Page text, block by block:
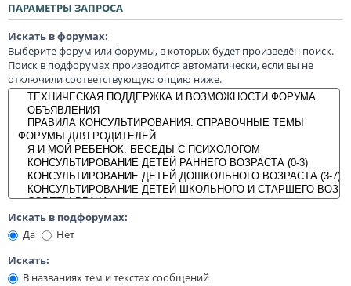
ПАРАМЕТРЫ ЗАПРОСА
Искать в форумах:
Выберите форум или форумы, в которых будет произведён поиск.
Поиск в подфорумах производится автоматически, если вы не
отключили соответствующую опцию ниже.
Искать в подфорумах:
Да
Нет
Искать:
В названиях тем и текстах сообщений